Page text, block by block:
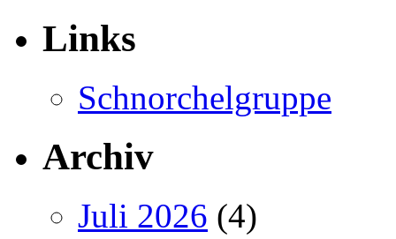
Links
Schnorchelgruppe
Archiv
Juli 2026 (4)